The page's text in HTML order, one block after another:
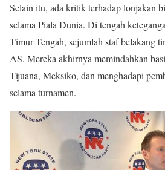
Selain itu, ada kritik terhadap lonjakan
selama Piala Dunia. Di tengah
Timur Tengah, sejumlah staf belakang
AS. Mereka akhirnya memindahkan
Tijuana, Meksiko, dan menghadapi
selama turnamen.